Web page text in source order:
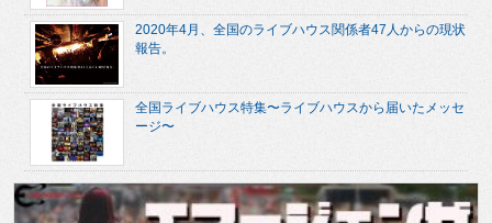
2020年4月、全国のライブハウス関係者47人からの現状
報告。
全国ライブハウス特集〜ライブハウスから届いたメッセ
ージ〜